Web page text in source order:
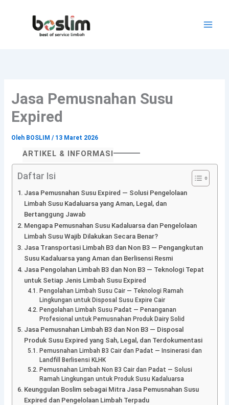
Jasa Pemusnahan Susu
Expired
Oleh BOSLIM/ 13 Maret 2026
ARTIKEL & INFORMASI
Daftar Isi
Jasa Pemusnahan Susu Expired — Solusi Pengelolaan
Limbah Susu Kadaluarsa yang Aman, Legal, dan
Bertanggung Jawab
Mengapa Pemusnahan Susu Kadaluarsa dan Pengelolaan
Limbah Susu Wajib Dilakukan Secara Benar?
Jasa Transportasi Limbah B3 dan Non B3 — Pengangkutan
Susu Kadaluarsa yang Aman dan Berlisensi Resmi
Jasa Pengolahan Limbah B3 dan Non B3 — Teknologi Tepat
untuk Setiap Jenis Limbah Susu Expired
Pengolahan Limbah Susu Cair — Teknologi Ramah
Lingkungan untuk Disposal Susu Expire Cair
Pengolahan Limbah Susu Padat — Penanganan
Profesional untuk Pemusnahan Produk Dairy Solid
Jasa Pemusnahan Limbah B3 dan Non B3 — Disposal
Produk Susu Expired yang Sah, Legal, dan Terdokumentasi
Pemusnahan Limbah B3 Cair dan Padat — Insinerasi dan
Landfill Berlisensi KLHK
Pemusnahan Limbah Non B3 Cair dan Padat — Solusi
Ramah Lingkungan untuk Produk Susu Kadaluarsa
Keunggulan Boslim sebagai Mitra Jasa Pemusnahan Susu
Expired dan Pengelolaan Limbah Terpadu